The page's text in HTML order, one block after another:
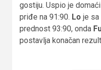
gostiju. Uspio je
priđe na 91:90. Lo je sa
prednost 93:90, onda
postavlja konačan